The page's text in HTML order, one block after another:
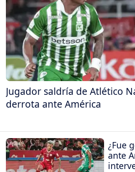
Jugador saldría de Atlético
derrota ante América
¿Fue
ante